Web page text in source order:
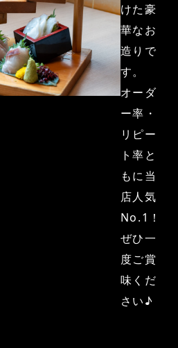
けた豪
華なお
造りで
す。
オーダ
ー率・
リピー
ト率と
もに当
店人気
No.1！
ぜひ一
度ご賞
味くだ
さい♪